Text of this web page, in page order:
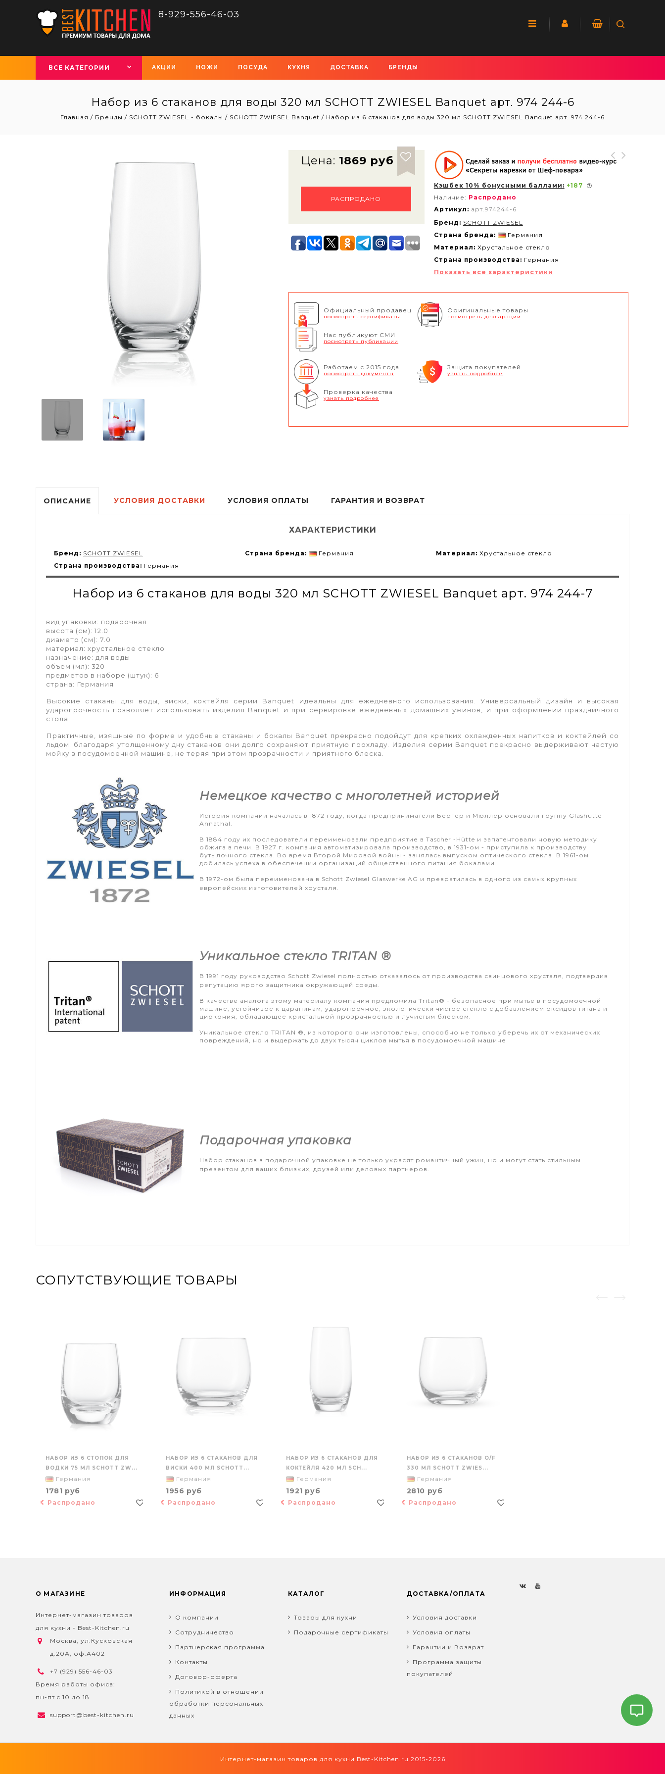
8-929-556-46-03
ВСЕ КАТЕГОРИИ АКЦИИ НОЖИ ПОСУДА КУХНЯ ДОСТАВКА БРЕНДЫ
Набор из 6 стаканов для воды 320 мл SCHOTT ZWIESEL Banquet арт. 974 244-6
Главная / Бренды / SCHOTT ZWIESEL - бокалы / SCHOTT ZWIESEL Banquet / Набор из 6 стаканов для воды 320 мл SCHOTT ZWIESEL Banquet арт. 974 244-6
Цена: 1869 руб
РАСПРОДАНО
Кэшбек 10% бонусными баллами: +187
Наличие: Распродано
Артикул: арт.974244-6
Бренд: SCHOTT ZWIESEL
Страна бренда:
Германия
Материал: Хрустальное стекло
Страна производства: Германия
Показать все характеристики
Официальный продавец
посмотреть сертификаты
Оригинальные товары
посмотреть декларации
Нас публикуют СМИ
посмотреть публикации
Работаем с 2015 года
посмотреть документы
Защита покупателей
узнать подробнее
Проверка качества
узнать подробнее
ОПИСАНИЕ
ХАРАКТЕРИСТИКИ
Бренд: SCHOTT ZWIESEL Страна бренда: Германия Материал: Хрустальное стекло
Страна производства: Германия
Набор из 6 стаканов для воды 320 мл SCHOTT ZWIESEL Banquet арт. 974 244-7
вид упаковки: подарочная
высота (см): 12.0
диаметр (см): 7.0
материал: хрустальное стекло
назначение: для воды
объем (мл): 320
предметов в наборе (штук): 6
страна: Германия
Высокие стаканы для воды, виски, коктейля серии Banquet идеальны для ежедневного использования. Универсальный дизайн и высокая
ударопрочность позволяет использовать изделия Banquet и при сервировке ежедневных домашних ужинов, и при оформлении праздничного
стола.
Практичные, изящные по форме и удобные стаканы и бокалы Banquet прекрасно подойдут для крепких охлажденных напитков и коктейлей со
льдом: благодаря утолщенному дну стаканов они долго сохраняют приятную прохладу. Изделия серии Banquet прекрасно выдерживают частую
мойку в посудомоечной машине, не теряя при этом прозрачности и приятного блеска.
Немецкое качество с многолетней историей
История компании началась в 1872 году, когда предприниматели Бергер и Мюллер основали группу Glashütte
Annathal.
В 1884 году их последователи переименовали предприятие в Tascherl-Hütte и запатентовали новую методику
обжига в печи. В 1927 г. компания автоматизировала производство, в 1931-ом - приступила к производству
бутылочного стекла. Во время Второй Мировой войны - занялась выпуском оптического стекла. В 1961-ом
добилась успеха в обеспечении организаций общественного питания бокалами.
В 1972-ом была переименована в Schott Zwiesel Glaswerke AG и превратилась в одного из самых крупных
европейских изготовителей хрусталя.
Уникальное стекло TRITAN ®
В 1991 году руководство Schott Zwiesel полностью отказалось от производства свинцового хрусталя, подтвердив
репутацию ярого защитника окружающей среды.
В качестве аналога этому материалу компания предложила Tritan® - безопасное при мытье в посудомоечной
машине, устойчивое к царапинам, ударопрочное, экологически чистое стекло с добавлением оксидов титана и
циркония, обладающее кристальной прозрачностью и лучистым блеском.
Уникальное стекло TRITAN ®, из которого они изготовлены, способно не только уберечь их от механических
повреждений, но и выдержать до двух тысяч циклов мытья в посудомоечной машине
Подарочная упаковка
Набор стаканов в подарочной упаковке не только украсят романтичный ужин, но и могут стать стильным
презентом для ваших близких, друзей или деловых партнеров.
УСЛОВИЯ ДОСТАВКИ УСЛОВИЯ ОПЛАТЫ ГАРАНТИЯ И ВОЗВРАТ
СОПУТСТВУЮЩИЕ ТОВАРЫ
НАБОР ИЗ 6 СТОПОК ДЛЯ
ВОДКИ 75 МЛ SCHOTT ZW...
Германия
1781 руб
Распродано
НАБОР ИЗ 6 СТАКАНОВ ДЛЯ
ВИСКИ 400 МЛ SCHOTT...
Германия
1956 руб
Распродано
НАБОР ИЗ 6 СТАКАНОВ ДЛЯ
КОКТЕЙЛЯ 420 МЛ SCH...
Германия
1921 руб
Распродано
НАБОР ИЗ 6 СТАКАНОВ O/F
330 МЛ SCHOTT ZWIES...
Германия
2810 руб
Распродано
О МАГАЗИНЕ
Интернет-магазин товаров
для кухни - Best-Kitchen.ru
Москва, ул.Кусковская
д.20А, оф.А402
+7 (929) 556-46-03
Время работы офиса:
пн-пт c 10 до 18
support@best-kitchen.ru
ИНФОРМАЦИЯ
О компании
Сотрудничество
Партнерская программа
Контакты
Договор-оферта
Политикой в отношении
обработки персональных
данных
КАТАЛОГ
Товары для кухни
Подарочные сертификаты
ДОСТАВКА/ОПЛАТА
Условия доставки
Условия оплаты
Гарантии и Возврат
Программа защиты
покупателей
Интернет-магазин товаров для кухни Best-Kitchen.ru 2015-2026